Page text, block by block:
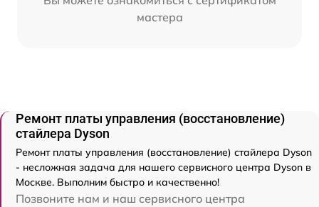
мастера
Ремонт платы управления (восстановление)
стайлера Dyson
Ремонт платы управления (восстановление) стайлера Dyson
- несложная задача для нашего сервисного центра Dyson в
Москве. Выполним быстро и качественно!
Позвоните нам и наш сервисного центра